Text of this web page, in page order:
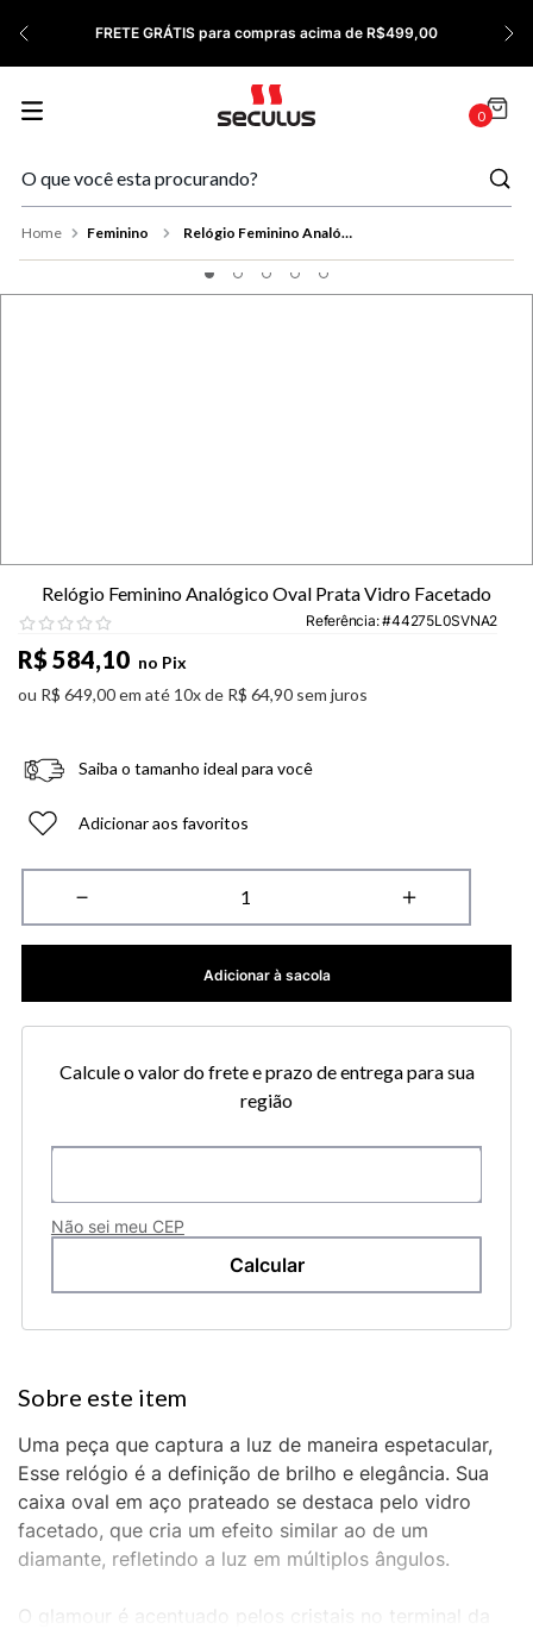
FRETE GRÁTIS para compras acima de R$499,00
0
Feminino Relógio Feminino Analógico Oval Prata Vidro Facetado
Relógio Feminino Analógico Oval Prata Vidro Facetado
Referência: 44275L0SVNA2
R$584,10 no Pix
ou R$ 649,00em até 10x de R$ 64,90 sem juros
Saiba o tamanho ideal para você
Adicionar aos favoritos
＋
－
Adicionar à sacola
Calcule o valor do frete e prazo de entrega para sua
região
Não sei meu CEP
Uma peça que captura a luz de maneira espetacular,
Esse relógio é a definição de brilho e elegância. Sua
caixa oval em aço prateado se destaca pelo vidro
facetado, que cria um efeito similar ao de um
diamante, refletindo a luz em múltiplos ângulos.
O glamour é acentuado pelos cristais no terminal da
9º